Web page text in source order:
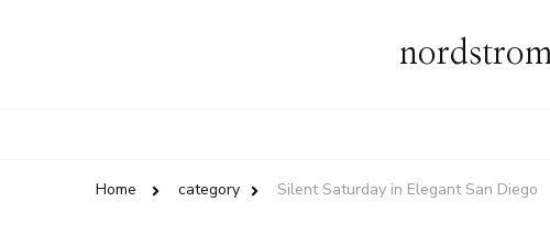
Home category Silent Saturday in Elegant San Diego